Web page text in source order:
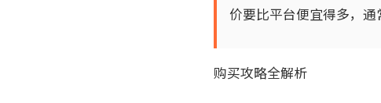
价要比平台便宜得多，通
购买攻略全解析